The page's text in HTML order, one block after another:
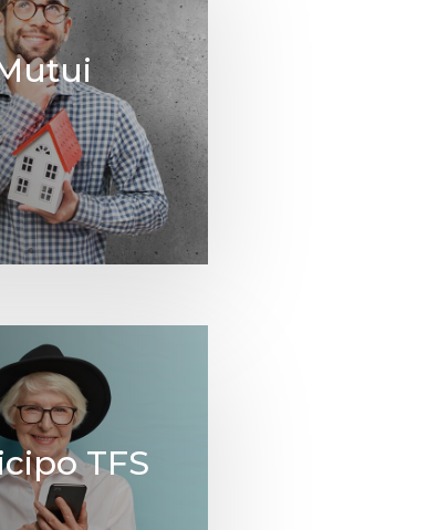
TFS